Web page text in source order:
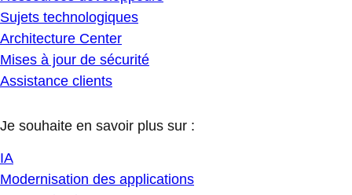
Sujets technologiques
Architecture Center
Mises à jour de sécurité
Assistance clients
Je souhaite en savoir plus sur :
IA
Modernisation des applications